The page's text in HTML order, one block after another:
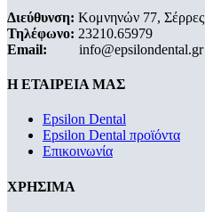
Διεύθυνση: Κομνηνών 77, Σέρρες
Τηλέφωνο: 23210.65979
Email: info@epsilondental.gr
Η ΕΤΑΙΡΕΙΑ ΜΑΣ
Epsilon Dental
Epsilon Dental προϊόντα
Επικοινωνία
ΧΡΗΣΙΜΑ